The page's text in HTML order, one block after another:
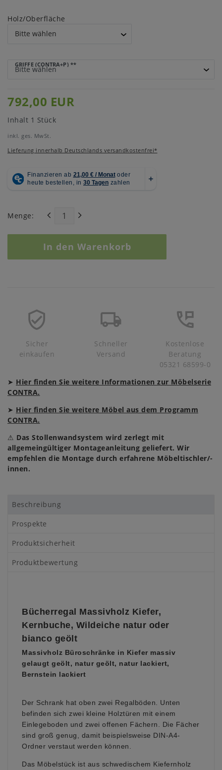
Holz/Oberfläche
GRIFFE (CONTRA+P) **
792,00 EUR
Inhalt 1 Stück
inkl. ges. MwSt.
Lieferung innerhalb Deutschlands versandkostenfrei*
Menge:
In den Warenkorb
Sicher
einkaufen
Schneller
Versand
Kostenlose
Beratung
05321 68599-0
➤ Hier finden Sie weitere Informationen zur Möbelserie
CONTRA.
➤ Hier finden Sie weitere Möbel aus dem Programm
CONTRA.
⚠ Das Stollenwandsystem wird zerlegt mit
allgemeingültiger Montageanleitung geliefert. Wir
empfehlen die Montage durch erfahrene Möbeltischler/-
innen.
Beschreibung
Prospekte
Produktsicherheit
Produktbewertung
Bücherregal Massivholz Kiefer,
Kernbuche, Wildeiche natur oder
bianco geölt
Massivholz Büroschränke in Kiefer massiv
gelaugt geölt, natur geölt, natur lackiert,
Bernstein lackiert
Der Schrank hat oben zwei Regalböden. Unten
befinden sich zwei kleine Holztüren mit einem
Einlegeboden und zwei offenen Fächern. Die Fächer
sind groß genug, damit beispielsweise DIN-A4-
Ordner verstaut werden können.
Das Möbelstück ist aus schwedischem Kiefernholz